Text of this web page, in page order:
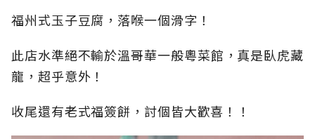
福州式玉子豆腐，落喉一個滑字！
此店水準絕不輸於溫哥華一般粵菜館，真是臥虎藏
龍，超乎意外！
收尾還有老式福簽餅，討個皆大歡喜！！